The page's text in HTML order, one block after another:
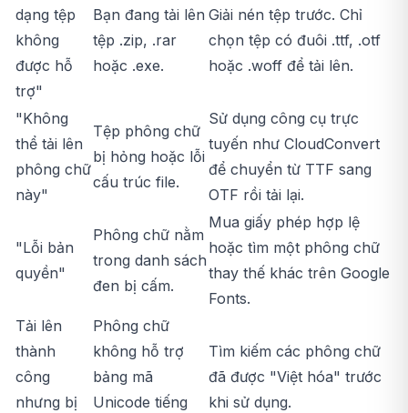
dạng tệp
không
được hỗ
trợ"
Bạn đang tải lên
tệp .zip, .rar
hoặc .exe.
Giải nén tệp trước. Chỉ
chọn tệp có đuôi .ttf, .otf
hoặc .woff để tải lên.
"Không
thể tải lên
phông chữ
này"
Tệp phông chữ
bị hỏng hoặc lỗi
cấu trúc file.
Sử dụng công cụ trực
tuyến như CloudConvert
để chuyển từ TTF sang
OTF rồi tải lại.
"Lỗi bản
quyền"
Phông chữ nằm
trong danh sách
đen bị cấm.
Mua giấy phép hợp lệ
hoặc tìm một phông chữ
thay thế khác trên Google
Fonts.
Tải lên
thành
công
nhưng bị
Phông chữ
không hỗ trợ
bảng mã
Unicode tiếng
Tìm kiếm các phông chữ
đã được "Việt hóa" trước
khi sử dụng.